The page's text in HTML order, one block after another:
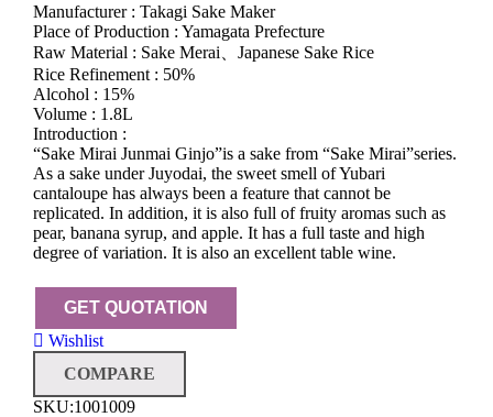
Manufacturer : Takagi Sake Maker
Place of Production : Yamagata Prefecture
Raw Material : Sake Merai、Japanese Sake Rice
Rice Refinement : 50%
Alcohol : 15%
Volume : 1.8L
Introduction :
“Sake Mirai Junmai Ginjo”is a sake from “Sake Mirai”series.
As a sake under Juyodai, the sweet smell of Yubari
cantaloupe has always been a feature that cannot be
replicated. In addition, it is also full of fruity aromas such as
pear, banana syrup, and apple. It has a full taste and high
degree of variation. It is also an excellent table wine.
Wishlist
COMPARE
SKU:1001009